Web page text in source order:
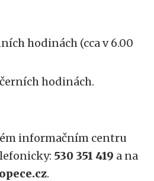
hodinách (cca v 6.00
hodinách.
informačním centru
530 351 419 a na
.